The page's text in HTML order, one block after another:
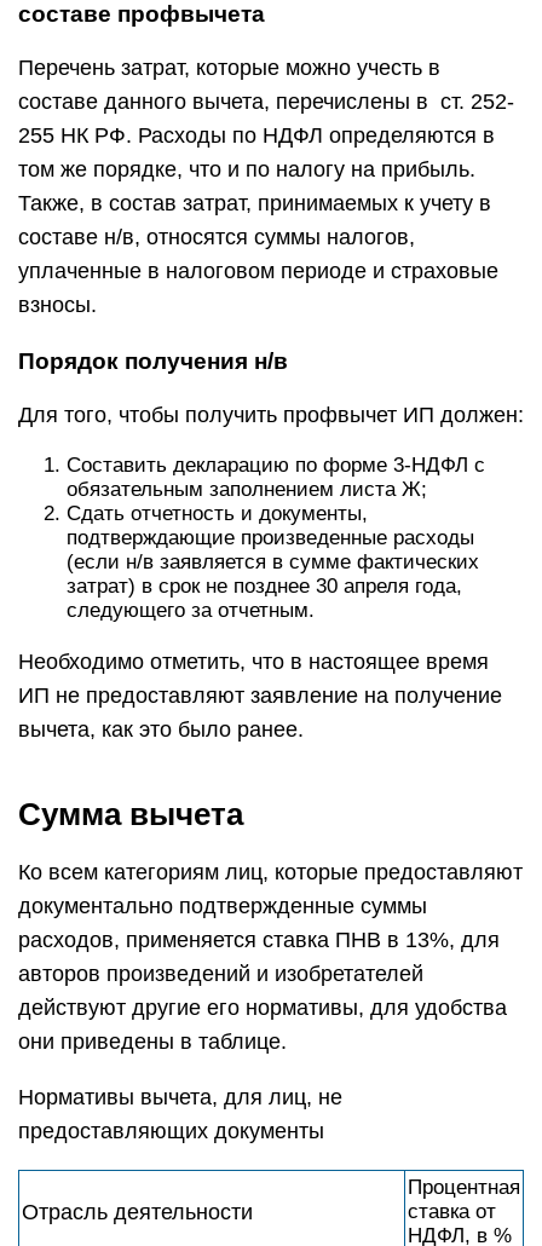
составе профвычета
Перечень затрат, которые можно учесть в
составе данного вычета, перечислены в ст. 252-
255 НК РФ. Расходы по НДФЛ определяются в
том же порядке, что и по налогу на прибыль.
Также, в состав затрат, принимаемых к учету в
составе н/в, относятся суммы налогов,
уплаченные в налоговом периоде и страховые
взносы.
Порядок получения н/в
Для того, чтобы получить профвычет ИП должен:
Составить декларацию по форме 3-НДФЛ с
обязательным заполнением листа Ж;
Сдать отчетность и документы,
подтверждающие произведенные расходы
(если н/в заявляется в сумме фактических
затрат) в срок не позднее 30 апреля года,
следующего за отчетным.
Необходимо отметить, что в настоящее время
ИП не предоставляют заявление на получение
вычета, как это было ранее.
Сумма вычета
Ко всем категориям лиц, которые предоставляют
документально подтвержденные суммы
расходов, применяется ставка ПНВ в 13%, для
авторов произведений и изобретателей
действуют другие его нормативы, для удобства
они приведены в таблице.
Нормативы вычета, для лиц, не
предоставляющих документы
Отрасль деятельности
Процентная
ставка от
НДФЛ, в %